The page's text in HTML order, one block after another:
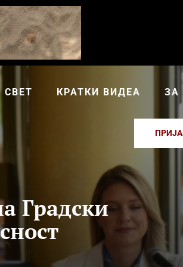
СВЕТ КРАТКИ ВИДЕА ЗА
Градски